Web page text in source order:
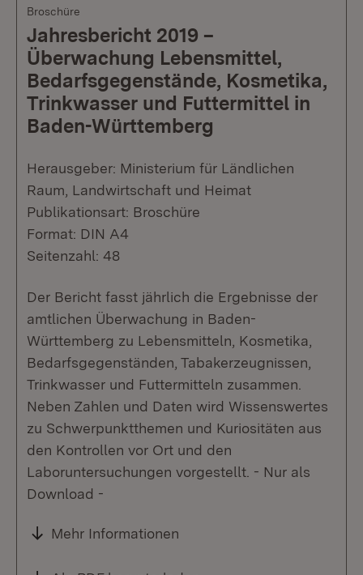
Broschüre
Jahresbericht 2019 –
Überwachung Lebensmittel,
Bedarfsgegenstände, Kosmetika,
Trinkwasser und Futtermittel in
Baden-Württemberg
Herausgeber: Ministerium für Ländlichen
Raum, Landwirtschaft und Heimat
Publikationsart: Broschüre
Format: DIN A4
Seitenzahl: 48
Der Bericht fasst jährlich die Ergebnisse der
amtlichen Überwachung in Baden-
Württemberg zu Lebensmitteln, Kosmetika,
Bedarfsgegenständen, Tabakerzeugnissen,
Trinkwasser und Futtermitteln zusammen.
Neben Zahlen und Daten wird Wissenswertes
zu Schwerpunktthemen und Kuriositäten aus
den Kontrollen vor Ort und den
Laboruntersuchungen vorgestellt. - Nur als
Download -
Mehr Informationen